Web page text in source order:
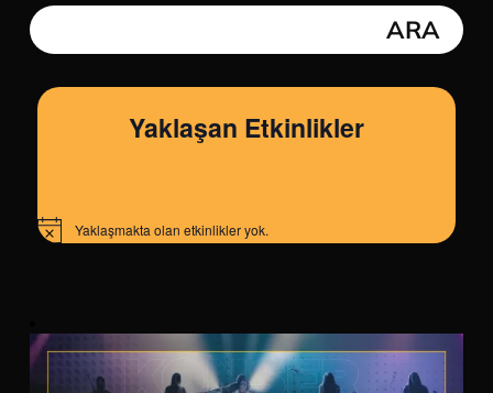
Yaklaşan Etkinlikler
Notice Yaklaşmakta olan etkinlikler yok.